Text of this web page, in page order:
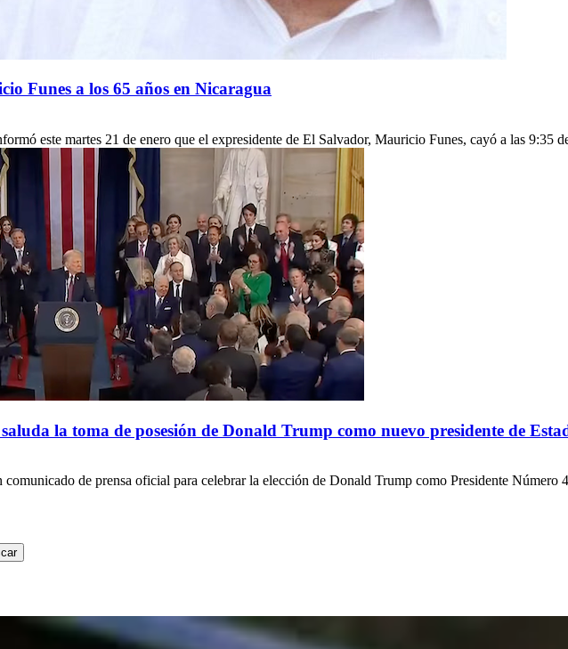
Funes a los 65 años en Nicaragua
este martes 21 de enero que el expresidente de El Salvador, Mauricio Funes, cayó a las 9:35
la toma de posesión de Donald Trump como nuevo presidente de
de prensa oficial para celebrar la elección de Donald Trump como Presidente Número